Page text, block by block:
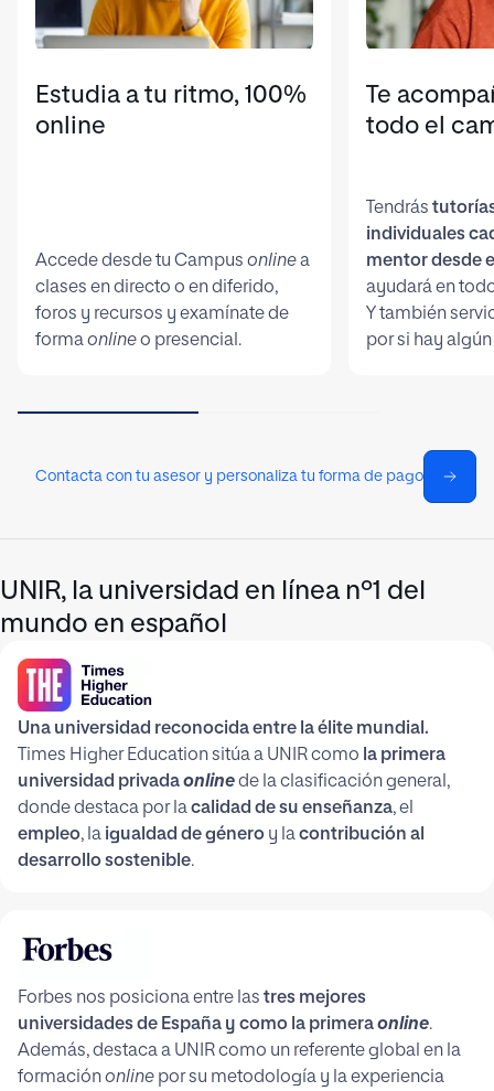
Estudia a tu ritmo, 100%
online
Accede desde tu Campus onlinea
clases en directo o en diferido,
foros y recursos y examínate de
formaonlineo presencial.
Te
todo el
Tendrás
individuales
mentor desde
ayudará en
Y también
por si hay
Contacta con tu asesor y personaliza tu forma de pago
UNIR, la universidad en línea nº1 del
mundo en español
Una universidad reconocida entre la élite mundial.
Times Higher Education sitúa a UNIR como la primera
universidad privadaonlinede la clasificación general,
donde destaca por lacalidad de su enseñanza, el
empleo, la igualdad de género y lacontribución al
desarrollo sostenible.
Forbes nos posiciona entre las tres mejores
universidades de España y como la primeraonline.
Además, destaca a UNIR como un referente global en la
formaciónonline por su metodología y la experiencia